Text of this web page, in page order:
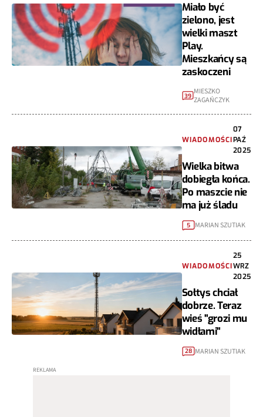
Miało być
zielono, jest
wielki maszt
Play.
Mieszkańcy są
zaskoczeni
39 MIESZKO
ZAGAŃCZYK
WIADOMOŚCI
07
PAŹ
2025
Wielka bitwa
dobiegła końca.
Po maszcie nie
ma już śladu
5 MARIAN SZUTIAK
WIADOMOŚCI
25
WRZ
2025
Sołtys chciał
dobrze. Teraz
wieś "grozi mu
widłami"
28 MARIAN SZUTIAK